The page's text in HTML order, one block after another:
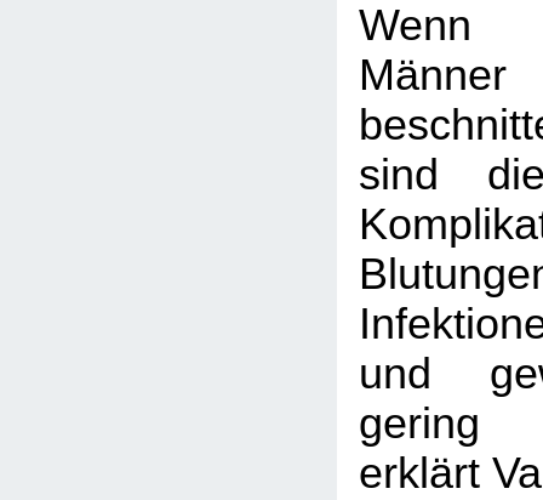
Wenn
sind
und
gering
erklärt